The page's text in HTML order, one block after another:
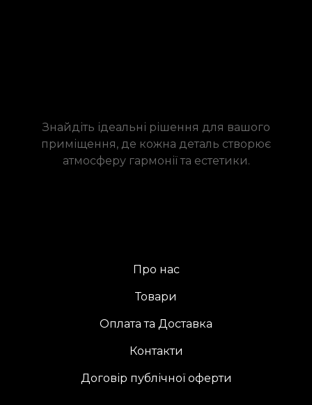
Знайдіть ідеальні рішення для вашого
приміщення, де кожна деталь створює
атмосферу гармонії та естетики.
Про нас
Товари
Оплата та Доставка
Контакти
Договір публічної оферти